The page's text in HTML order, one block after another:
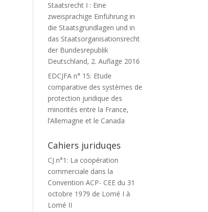
Staatsrecht I : Eine
zweisprachige Einführung in
die Staatsgrundlagen und in
das Staatsorganisationsrecht
der Bundesrepublik
Deutschland, 2. Auflage 2016
EDCJFA n° 15: Etude
comparative des systèmes de
protection juridique des
minorités entre la France,
l’Allemagne et le Canada
Cahiers juriduqes
CJ n°1: La coopération
commerciale dans la
Convention ACP- CEE du 31
octobre 1979 de Lomé I à
Lomé II